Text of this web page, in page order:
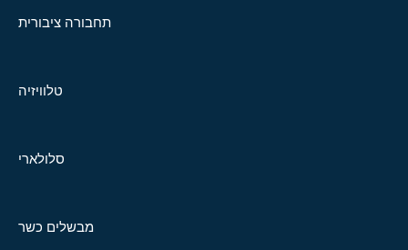
תחבורה ציבורית
טלוויזיה
סלולארי
מבשלים כשר